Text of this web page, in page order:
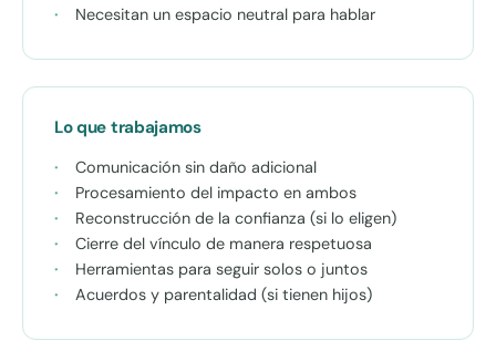
Necesitan un espacio neutral para hablar
Lo que trabajamos
Comunicación sin daño adicional
Procesamiento del impacto en ambos
Reconstrucción de la confianza (si lo eligen)
Cierre del vínculo de manera respetuosa
Herramientas para seguir solos o juntos
Acuerdos y parentalidad (si tienen hijos)